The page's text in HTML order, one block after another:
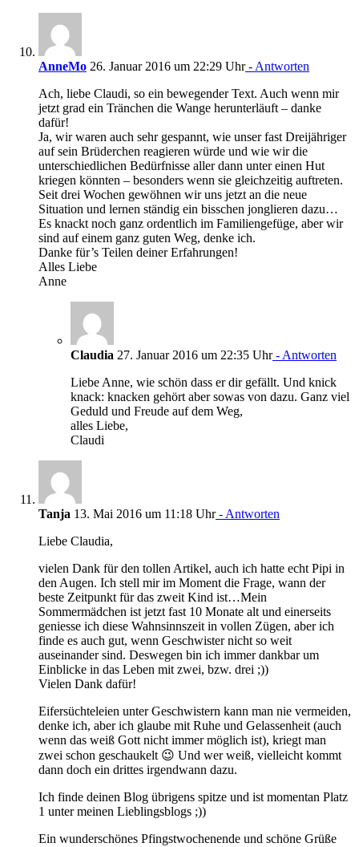
AnneMo 26. Januar 2016 um 22:29 Uhr- Antworten
Ach, liebe Claudi, so ein bewegender Text. Auch wenn mir
jetzt grad ein Tränchen die Wange herunterläuft – danke
dafür!
Ja, wir waren auch sehr gespannt, wie unser fast Dreijähriger
auf sein Brüderchen reagieren würde und wie wir die
unterschiedlichen Bedürfnisse aller dann unter einen Hut
kriegen könnten – besonders wenn sie gleichzeitig auftreten.
Seit drei Wochen gewöhnen wir uns jetzt an die neue
Situation und lernen ständig ein bisschen jonglieren dazu…
Es knackt noch ganz ordentlich im Familiengefüge, aber wir
sind auf einem ganz guten Weg, denke ich.
Danke für’s Teilen deiner Erfahrungen!
Alles Liebe
Anne
Claudia 27. Januar 2016 um 22:35 Uhr- Antworten
Liebe Anne, wie schön dass er dir gefällt. Und knick
knack: knacken gehört aber sowas von dazu. Ganz viel
Geduld und Freude auf dem Weg,
alles Liebe,
Claudi
Tanja 13. Mai 2016 um 11:18 Uhr- Antworten
Liebe Claudia,
vielen Dank für den tollen Artikel, auch ich hatte echt Pipi in
den Augen. Ich stell mir im Moment die Frage, wann der
beste Zeitpunkt für das zweit Kind ist…Mein
Sommermädchen ist jetzt fast 10 Monate alt und einerseits
geniesse ich diese Wahnsinnszeit in vollen Zügen, aber ich
finde es auch gut, wenn Geschwister nicht so weit
auseinander sind. Deswegen bin ich immer dankbar um
Einblicke in das Leben mit zwei, bzw. drei ;))
Vielen Dank dafür!
Eifersüchteleien unter Geschwistern kann man nie vermeiden,
denke ich, aber ich glaube mit Ruhe und Gelassenheit (auch
wenn das weiß Gott nicht immer möglich ist), kriegt man
zwei schon geschaukelt 😉 Und wer weiß, vielleicht kommt
dann doch ein drittes irgendwann dazu.
Ich finde deinen Blog übrigens spitze und ist momentan Platz
1 unter meinen Lieblingsblogs ;))
Ein wunderschönes Pfingstwochenende und schöne Grüße